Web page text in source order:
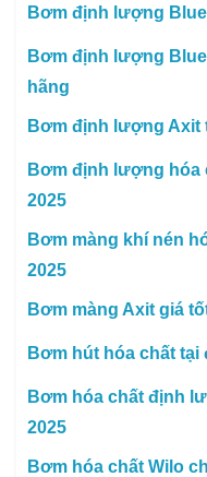
Bơm định lượng
Bơm định lượng
hãng
Bơm định lượng Axit
Bơm định lượng hóa
2025
Bơm màng khí nén
2025
Bơm màng Axit giá
Bơm hút hóa chất tại
Bơm hóa chất định
2025
Bơm hóa chất Wilo